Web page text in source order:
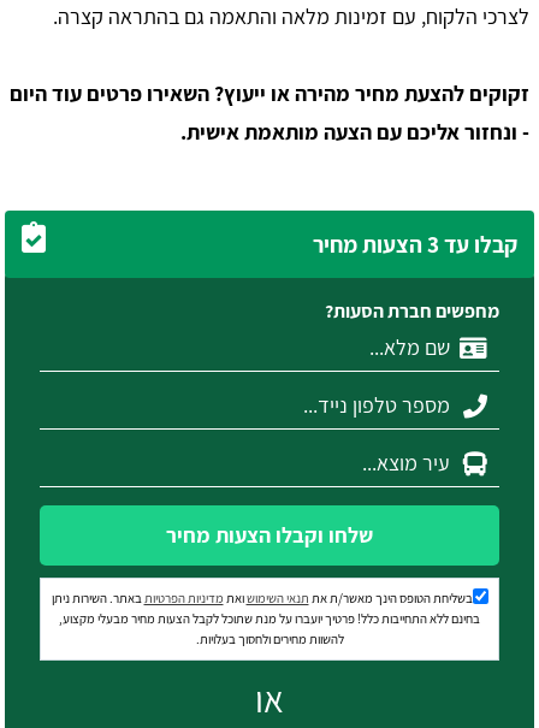
לצרכי הלקוח, עם זמינות מלאה והתאמה גם בהתראה קצרה.
זקוקים להצעת מחיר מהירה או ייעוץ? השאירו פרטים עוד היום
- ונחזור אליכם עם הצעה מותאמת אישית.
קבלו עד 3 הצעות מחיר
מחפשים חברת הסעות?
שלחו וקבלו הצעות מחיר
בשליחת הטופס הינך מאשר/ת את תנאי השימושואת מדיניות הפרטיות באתר. השירות ניתן
בחינם ללא התחייבות כלל! פרטיך יועברו על מנת שתוכל לקבל הצעות מחיר מבעלי מקצוע,
להשוות מחירים ולחסוך בעלויות.
או